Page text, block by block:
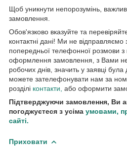
Щоб уникнути непорозумінь,
замовлення.
Обов'язково вказуйте та
контактні дані! Ми не
попередньої телефонної розмови з
оформлення замовлення, з Вами
робочих днів, значить у заявці
можете зателефонувати нам за
розділі контакти, або оформити
Підтверджуючи замовлення, Ви
погоджуєтеся з усіма умовами,
сайті.
Приховати